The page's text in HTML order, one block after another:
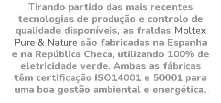
Tirando partido das mais recentes
tecnologias de produção e controlo de
qualidade disponíveis, as fraldas Moltex
Pure & Nature são fabricadas na Espanha
e na República Checa, utilizando 100% de
eletricidade verde. Ambas as fábricas
têm certificação ISO14001 e 50001 para
uma boa gestão ambiental e energética.